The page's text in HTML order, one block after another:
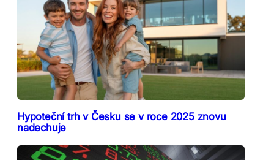
Hypoteční trh v Česku se v roce 2025 znovu
nadechuje